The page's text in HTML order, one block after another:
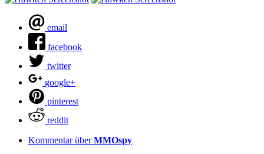
email
facebook
twitter
google+
pinterest
reddit
Kommentar überMMOspy